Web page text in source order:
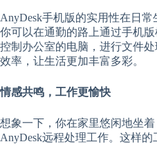
AnyDesk手机版的实用性在日
你可以在通勤的路上通过手机
控制办公室的电脑，进行文件
效率，让生活更加丰富多彩。
情感共鸣，工作更愉快
想象一下，你在家里悠闲地坐
AnyDesk远程处理工作。这样